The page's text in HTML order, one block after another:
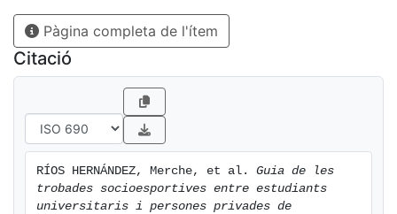
Pàgina completa de l'ítem
Citació
RÍOS HERNÁNDEZ, Merche, et al. Guia de les
trobades socioesportives entre estudiants
universitaris i persones privades de